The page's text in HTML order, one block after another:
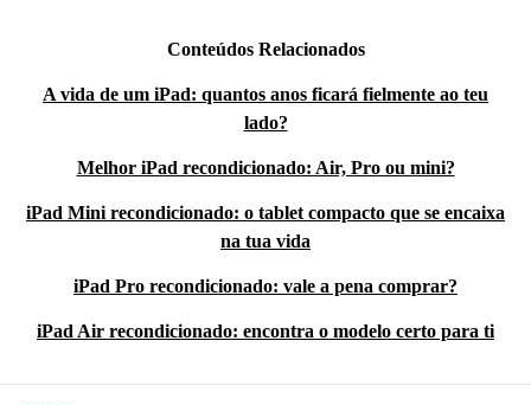
Conteúdos Relacionados
A vida de um iPad: quantos anos ficará fielmente ao teu
lado?
Melhor iPad recondicionado: Air, Pro ou mini?
iPad Mini recondicionado: o tablet compacto que se encaixa
na tua vida
iPad Pro recondicionado: vale a pena comprar?
iPad Air recondicionado: encontra o modelo certo para ti